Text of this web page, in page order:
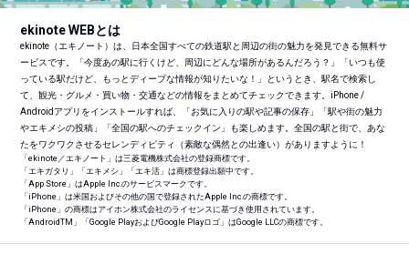
ekinote WEBとは
ekinote（エキノート）は、日本全国すべての鉄道駅と周辺の街の魅力を発見できる無料サ
ービスです。「今度あの駅に行くけど、周辺にどんな場所があるんだろう？」「いつも使
っている駅だけど、もっとディープな情報が知りたいな！」というとき、駅名で検索し
て、観光・グルメ・買い物・交通などの情報をまとめてチェックできます。iPhone /
Androidアプリをインストールすれば、「お気に入りの駅や記事の保存」「駅や街の魅力
やエキメシの投稿」「全国の駅へのチェックイン」も楽しめます。全国の駅と街で、あな
たをワクワクさせるセレンディピティ（素敵な偶然との出逢い）がありますように！
「ekinote／エキノート」は三菱電機株式会社の登録商標です。
「エキガタリ」「エキメシ」「エキ活」は商標登録出願中です。
「App Store」はApple Inc.のサービスマークです。
「iPhone」は米国およびその他の国で登録されたApple Inc.の商標です。
「iPhone」の商標はアイホン株式会社のライセンスに基づき使用されています。
「AndroidTM 」「Google PlayおよびGoogle Playロゴ」はGoogle LLCの商標です。